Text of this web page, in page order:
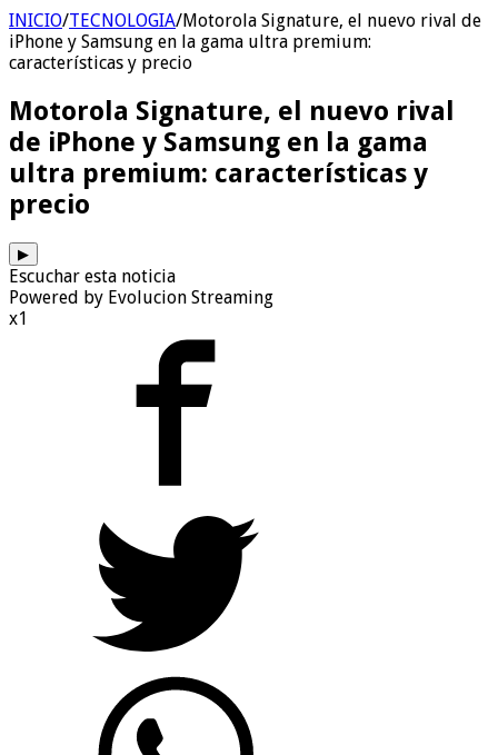
INICIO/TECNOLOGIA/Motorola Signature, el nuevo rival de
iPhone y Samsung en la gama ultra premium:
características y precio
Motorola Signature, el nuevo rival
de iPhone y Samsung en la gama
ultra premium: características y
precio
▶
Escuchar esta noticia
Powered by Evolucion Streaming
x1